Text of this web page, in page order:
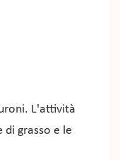
L'attività
grasso e le